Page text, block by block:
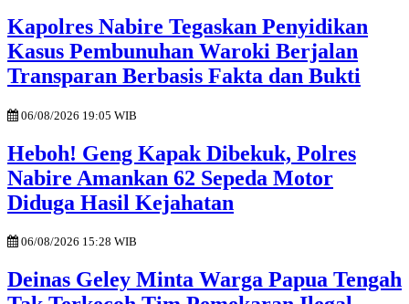
Kapolres Nabire Tegaskan Penyidikan
Kasus Pembunuhan Waroki Berjalan
Transparan Berbasis Fakta dan Bukti
06/08/2026 19:05 WIB
Heboh! Geng Kapak Dibekuk, Polres
Nabire Amankan 62 Sepeda Motor
Diduga Hasil Kejahatan
06/08/2026 15:28 WIB
Deinas Geley Minta Warga Papua Tengah